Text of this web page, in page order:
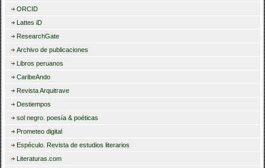
ORCID
Lattes iD
ResearchGate
Archivo de publicaciones
Libros peruanos
CaribeAndo
Revista Arquitrave
Destiempos
sol negro. poesía & poéticas
Prometeo digital
Espéculo. Revista de estudios literarios
Literaturas.com